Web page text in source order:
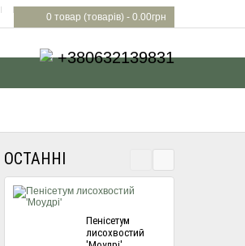
0 товар (товарів) - 0.00грн
+380632139831
ОСТАННІ
Пенісетум
лисохвостий